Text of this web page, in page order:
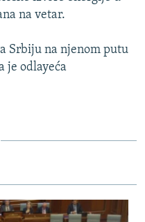
na vetar.
Srbiju na njenom putu
je odlayeća